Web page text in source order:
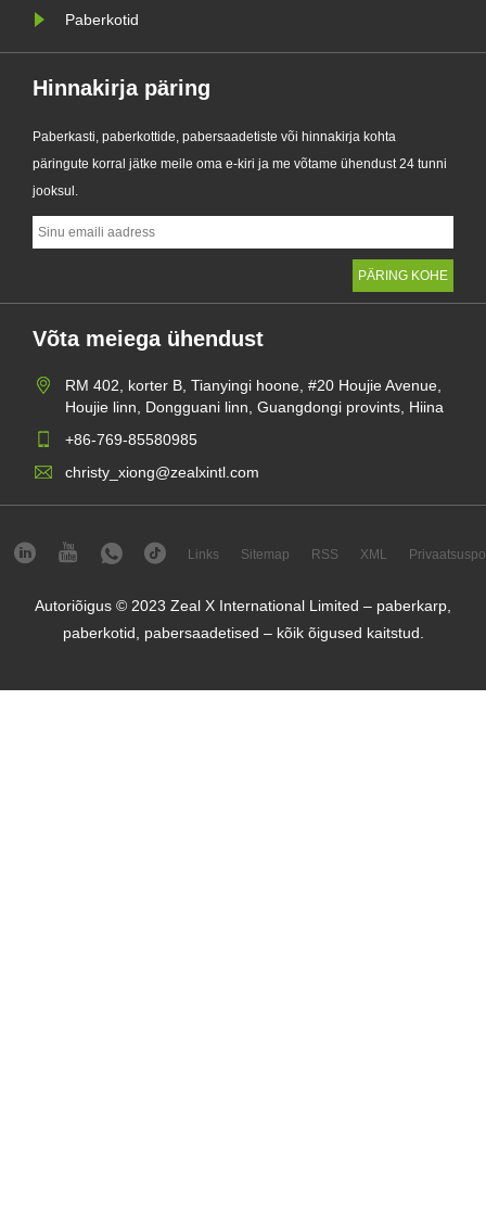
Paberkotid
Hinnakirja päring
Paberkasti, paberkottide, pabersaadetiste või hinnakirja kohta
päringute korral jätke meile oma e-kiri ja me võtame ühendust 24 tunni
jooksul.
Võta meiega ühendust
RM 402, korter B, Tianyingi hoone, #20 Houjie Avenue,
Houjie linn, Dongguani linn, Guangdongi provints, Hiina
+86-769-85580985
christy_xiong@zealxintl.com
Links Sitemap RSS XML
Autoriõigus © 2023 Zeal X International Limited – paberkarp,
paberkotid, pabersaadetised – kõik õigused kaitstud.